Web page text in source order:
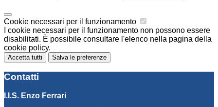
Cookie necessari per il funzionamento
I cookie necessari per il funzionamento non possono essere
disabilitati. È possibile consultare l'elenco nella pagina della
cookie policy.
Accetta tutti Salva le preferenze
Contatti
I.I.S. Enzo Ferrari